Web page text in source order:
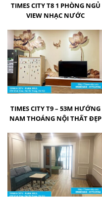
TIMES CITY T8 1 PHÒNG NGỦ
VIEW NHẠC NƯỚC
TIMES CITY T9 – 53M HƯỚNG
NAM THOÁNG NỘI THẤT ĐẸP